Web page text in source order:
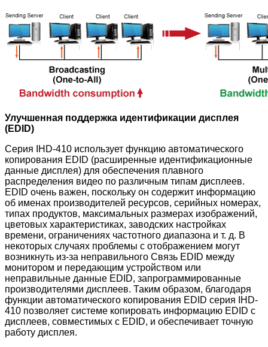
Улучшенная поддержка идентификации дисплея
(EDID)
Серия IHD-410 использует функцию автоматического
копирования EDID (расширенные идентификационные
данные дисплея) для обеспечения плавного
распределения видео по различным типам дисплеев.
EDID очень важен, поскольку он содержит информацию
об именах производителей ресурсов, серийных номерах,
типах продуктов, максимальных размерах изображений,
цветовых характеристиках, заводских настройках
времени, ограничениях частотного диапазона и т. д. В
некоторых случаях проблемы с отображением могут
возникнуть из-за неправильного Связь EDID между
монитором и передающим устройством или
неправильные данные EDID, запрограммированные
производителями дисплеев. Таким образом, благодаря
функции автоматического копирования EDID серия IHD-
410 позволяет системе копировать информацию EDID с
дисплеев, совместимых с EDID, и обеспечивает точную
работу дисплея.